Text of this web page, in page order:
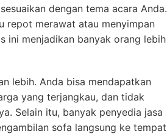
dengan tema acara Anda.
repot merawat atau menyimpan
ini menjadikan banyak orang lebih
lebih. Anda bisa mendapatkan
yang terjangkau, dan tidak
Selain itu, banyak penyedia jasa
sofa langsung ke tempat